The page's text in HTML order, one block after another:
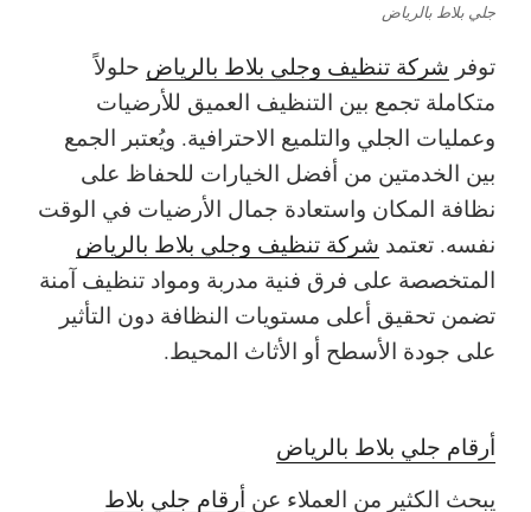
جلي بلاط بالرياض
توفر شركة تنظيف وجلي بلاط بالرياض حلولاً
متكاملة تجمع بين التنظيف العميق للأرضيات
وعمليات الجلي والتلميع الاحترافية. ويُعتبر الجمع
بين الخدمتين من أفضل الخيارات للحفاظ على
نظافة المكان واستعادة جمال الأرضيات في الوقت
نفسه. تعتمد شركة تنظيف وجلي بلاط بالرياض
المتخصصة على فرق فنية مدربة ومواد تنظيف آمنة
تضمن تحقيق أعلى مستويات النظافة دون التأثير
على جودة الأسطح أو الأثاث المحيط.
أرقام جلي بلاط بالرياض
يبحث الكثير من العملاء عن أرقام جلي بلاط